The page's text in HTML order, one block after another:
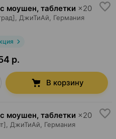
моушен, таблетки ×20
ДжиТиАй , Германия
р.
В корзину
моушен, таблетки ×20
ДжиТиАй , Германия